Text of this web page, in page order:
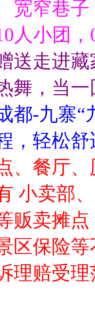
宽窄巷子
人小团
送走进
舞，当
都-九寨
，轻松
、餐厅
小卖部
贩卖摊
区保险
理赔受